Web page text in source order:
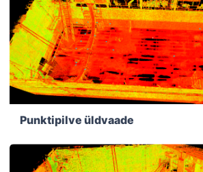
Punktipilve üldvaade